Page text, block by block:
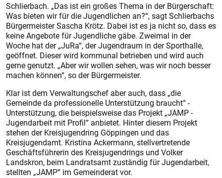
Schlierbach. „Das ist ein großes Thema in der Bürgerschaft:
Was bieten wir für die Jugendlichen an?“, sagt Schlierbachs
Bürgermeister Sascha Krötz. Dabei ist es ja nicht so, dass es
keine Angebote für Jugendliche gäbe. Zweimal in der
Woche hat der „JuRa“, der Jugendraum in der Sporthalle,
geöffnet. Dieser wird kommunal betrieben und wird auch
gerne genutzt. „Aber wir wollen sehen, was wir noch besser
machen können“, so der Bürgermeister.
Klar ist dem Verwaltungschef aber auch, dass „die
Gemeinde da professionelle Unterstützung braucht“ -
Unterstützung, die beispielsweise das Projekt „JAMP -
Jugendarbeit mit Profil“ anbietet. Hinter diesem Projekt
stehen der Kreisjugendring Göppingen und das
Kreisjugendamt. Kristina Ackermann, stellvertretende
Geschäftsführerin des Kreisjugendrings und Volker
Landskron, beim Landratsamt zuständig für Jugendarbeit,
stellten „JAMP“ im Gemeinderat vor.